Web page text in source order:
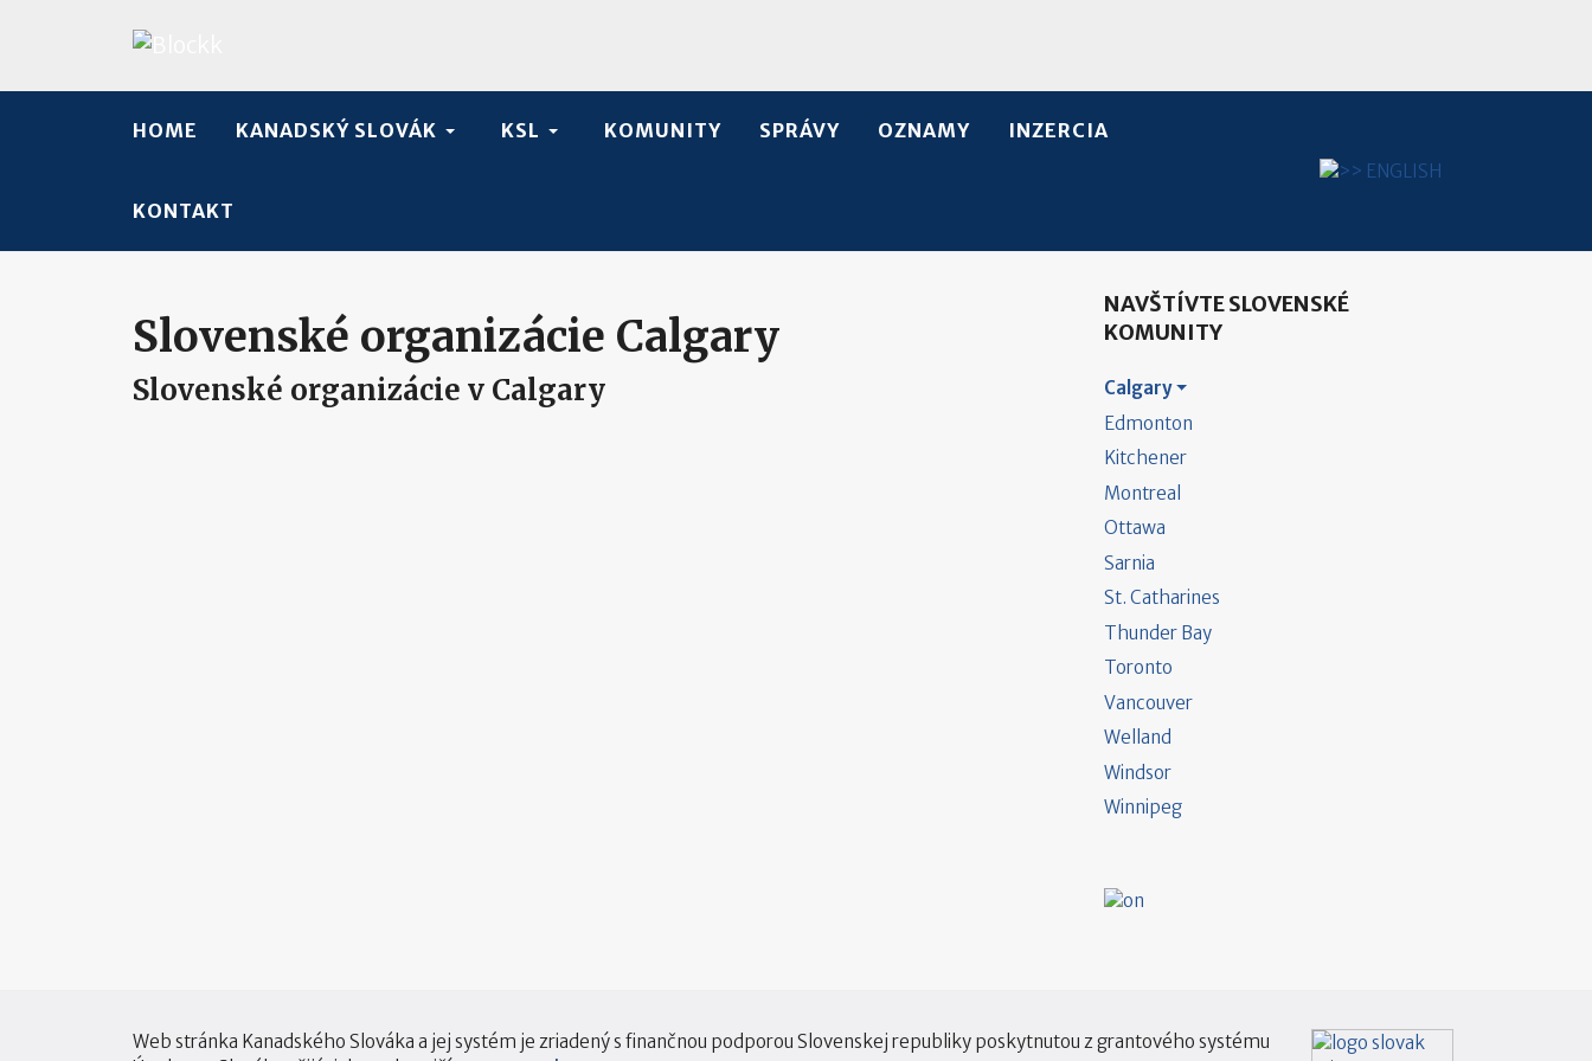
HOME KANADSKÝ SLOVÁK KSL KOMUNITY SPRÁVY OZNAMY INZERCIA
KONTAKT
Vyberte váš jazyk
Slovenské organizácie Calgary
Slovenské organizácie v Calgary
NAVŠTÍVTE SLOVENSKÉ
KOMUNITY
Calgary
Edmonton
Kitchener
Montreal
Ottawa
Sarnia
St. Catharines
Thunder Bay
Toronto
Vancouver
Welland
Windsor
Winnipeg
Web stránka Kanadského Slováka a jej systém je zriadený s finančnou podporou Slovenskej republiky poskytnutou z grantového systému